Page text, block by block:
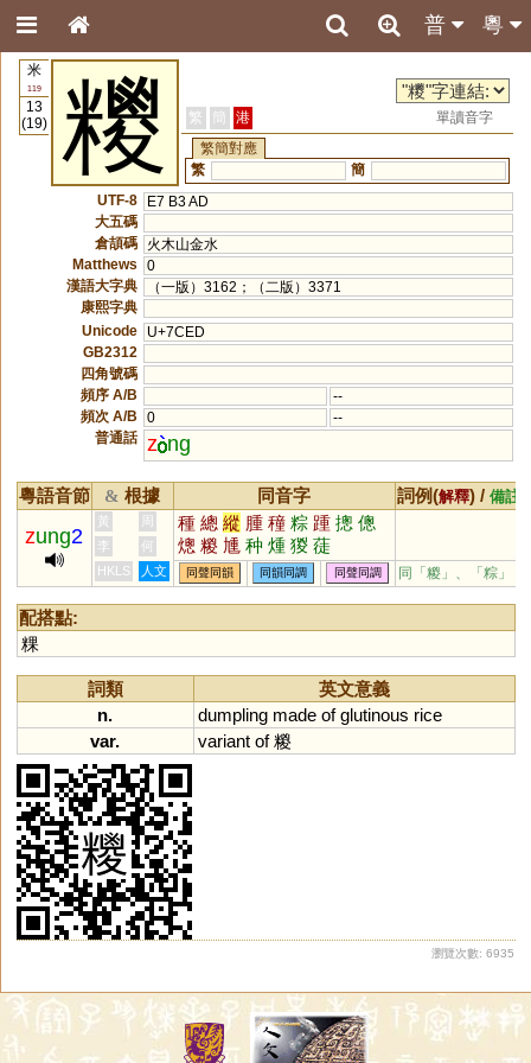
粵
普
米
119
13
(19)
糭 繁 簡 港
單讀音字
繁簡對應
繁
簡
UTF-8
E7 B3 AD
大五碼
倉頡碼
火木山金水
Matthews
0
漢語大字典
（一版）3162；（二版）3371
康熙字典
Unicode
U+7CED
GB2312
四角號碼
頻序 A/B
--
頻次 A/B
0
--
普通話 z ng
粵語音節 & 根據 同音字 詞例(解釋) / 備註
zung2
黃 周 種 總 縱 腫 穜 粽 踵 摠 傯
熜 糉 尰 种 煄 猣 蓗
李
何
HKLS
人文 同聲同韻 同韻同調 同聲同調 同「糉」、「粽」
配搭點:
粿
詞類
英文意義
n.
dumpling made of glutinous rice
var.
variant of糉
瀏覽次數: 6935